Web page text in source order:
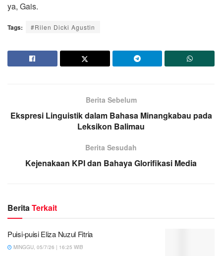
ya, Gais.
Tags: #Rilen Dicki Agustin
Berita Sebelum
Ekspresi Linguistik dalam Bahasa Minangkabau pada
Leksikon Balimau
Berita Sesudah
Kejenakaan KPI dan Bahaya Glorifikasi Media
BeritaTerkait
Puisi-puisi Eliza Nuzul Fitria
MINGGU, 05/7/26 | 16:25 WIB